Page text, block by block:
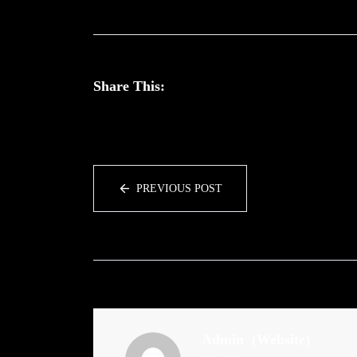
Share This:
PREVIOUS POST